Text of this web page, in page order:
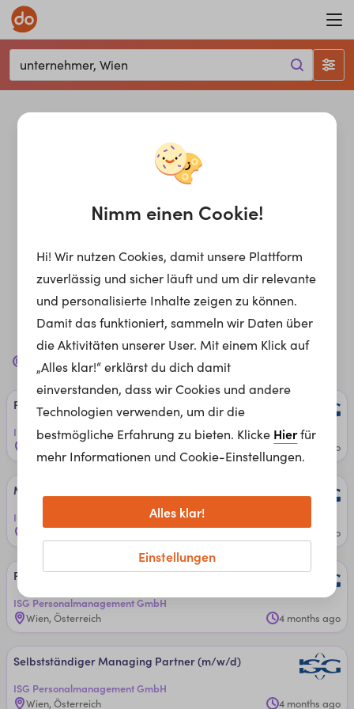
unternehmer, Wien
unternehmerJobs für dich in Wien
Fran­chise­part­ne­rIn O­ber­ös­ter­reich
ISG Personalmanagement GmbH
Wien, Österreich 1 week ago
Ma­na­gin­g ­Part­ner (m/w/d)
ISG Personalmanagement GmbH
Remote 2 months ago
Fran­chise­part­ner W (m/w/d)
ISG Personalmanagement GmbH
Wien, Österreich 4 months ago
Selbst­stän­di­ger ­Ma­na­gin­g ­Part­ner (m/w/d)
ISG Personalmanagement GmbH
Wien, Österreich 4 months ago
Nimm einen Cookie!
Hi! Wir nutzen Cookies, damit unsere Plattform
zuverlässig und sicher läuft und um dir relevante
und personalisierte Inhalte zeigen zu können.
Damit das funktioniert, sammeln wir Daten über
die Aktivitäten unserer User. Mit einem Klick auf
„Alles klar!“ erklärst du dich damit
einverstanden, dass wir Cookies und andere
Technologien verwenden, um dir die
bestmögliche Erfahrung zu bieten. Klicke Hierfür
mehr Informationen und Cookie-Einstellungen.
Einstellungen
Alles klar!